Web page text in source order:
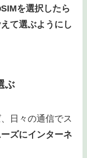
を選択したら
て選ぶようにし
ぶ
日々の通信でス
ズにインターネ